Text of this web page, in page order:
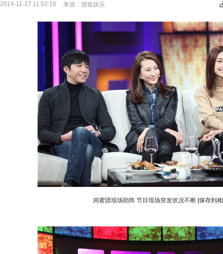
2014-11-27 11:52:18 来源： 搜狐娱乐
闺蜜团现场助阵 节目现场突发状况不断 [保存到